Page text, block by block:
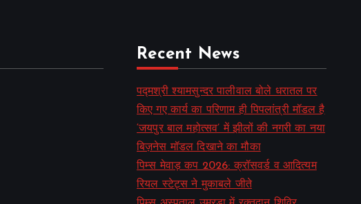
Recent News
पद्मश्री श्यामसुन्दर पालीवाल बोले धरातल पर
किए गए कार्य का परिणाम ही पिपलांत्री मॉडल है
‘जयपुर बाल महोत्सव’ में झीलों की नगरी का नया
बिज़नेस मॉडल दिखाने का मौका
पिम्स मेवाड़ कप 2026: क्रॉसवर्ड व आदित्यम
रियल स्टेट्स ने मुकाबले जीते